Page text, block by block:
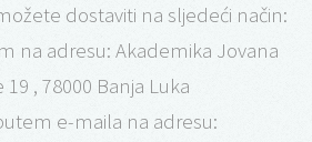
dostaviti na sljedeći način:
na adresu: Akademika Jovana
, 78000 Banja Luka
e-maila na adresu: